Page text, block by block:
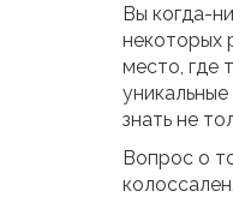
Вы когда-
некоторых
место, где
знать не
Вопрос о